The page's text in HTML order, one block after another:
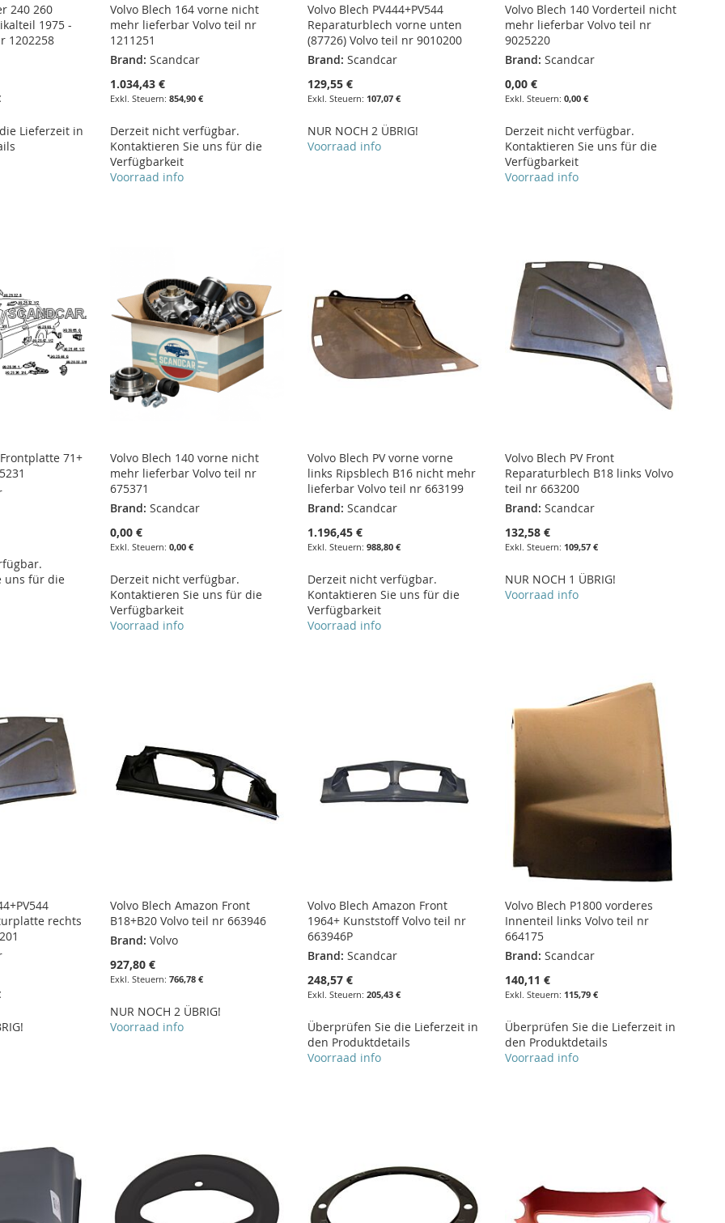
240 260
1975 -
1202258
Lieferzeit in
Volvo Blech 164 vorne nicht
mehr lieferbar Volvo teil nr
1211251
Brand: Scandcar
1.034,43 €
854,90 €
Derzeit nicht verfügbar.
Kontaktieren Sie uns für die
Verfügbarkeit
Voorraad info
Volvo Blech PV444+PV544
Reparaturblech vorne unten
(87726) Volvo teil nr 9010200
Brand: Scandcar
129,55 €
107,07 €
NUR NOCH 2 ÜBRIG!
Voorraad info
Volvo Blech 140 Vorderteil nicht
mehr lieferbar Volvo teil nr
9025220
Brand: Scandcar
0,00 €
0,00 €
Derzeit nicht verfügbar.
Kontaktieren Sie uns für die
Verfügbarkeit
Voorraad info
71+
uns für die
Volvo Blech 140 vorne nicht
mehr lieferbar Volvo teil nr
675371
Brand: Scandcar
0,00 €
0,00 €
Derzeit nicht verfügbar.
Kontaktieren Sie uns für die
Verfügbarkeit
Voorraad info
Volvo Blech PV vorne vorne
links Ripsblech B16 nicht mehr
lieferbar Volvo teil nr 663199
Brand: Scandcar
1.196,45 €
988,80 €
Derzeit nicht verfügbar.
Kontaktieren Sie uns für die
Verfügbarkeit
Voorraad info
Volvo Blech PV Front
Reparaturblech B18 links Volvo
teil nr 663200
Brand: Scandcar
132,58 €
109,57 €
NUR NOCH 1 ÜBRIG!
Voorraad info
rechts
Volvo Blech Amazon Front
B18+B20 Volvo teil nr 663946
Brand: Volvo
927,80 €
766,78 €
NUR NOCH 2 ÜBRIG!
Voorraad info
Volvo Blech Amazon Front
1964+ Kunststoff Volvo teil nr
663946P
Brand: Scandcar
248,57 €
205,43 €
Überprüfen Sie die Lieferzeit in
den Produktdetails
Voorraad info
Volvo Blech P1800 vorderes
Innenteil links Volvo teil nr
664175
Brand: Scandcar
140,11 €
115,79 €
Überprüfen Sie die Lieferzeit in
den Produktdetails
Voorraad info